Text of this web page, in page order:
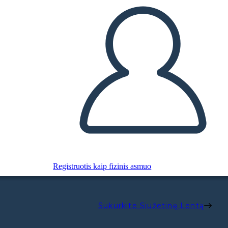
Registruotis kaip fizinis asmuo
Sukurkite Siužetinę Lentą